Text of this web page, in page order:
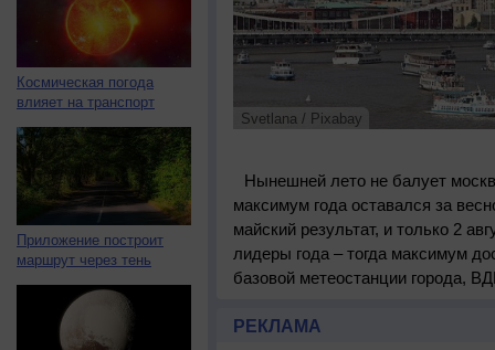
Космическая погода
влияет на транспорт
Приложение построит
маршрут через тень
Svetlana / Pixabay
Нынешней лето не балует
максимум года оставался за
майский результат, и только 2
лидеры года – тогда максимум
базовой метеостанции города,
РЕКЛАМА